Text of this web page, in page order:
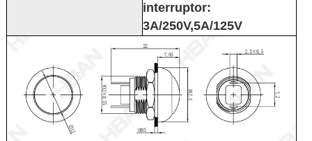
interruptor:
3A/250V,5A/125V